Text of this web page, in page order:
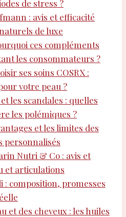
de stress ?
: avis et efficacité
de luxe
ces compléments
les consommateurs ?
ses soins COSRX :
votre peau ?
les scandales : quelles
les polémiques ?
et les limites des
personnalisés
Nutri & Co : avis et
et articulations
: composition, promesses
et des cheveux : les huiles